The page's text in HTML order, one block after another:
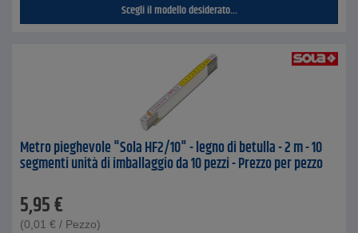
Scegli il modello desiderato...
Metro pieghevole "Sola HF2/10" - legno di betulla - 2 m - 10
segmenti unità di imballaggio da 10 pezzi - Prezzo per pezzo
5,95€
(0,01 € / Pezzo)